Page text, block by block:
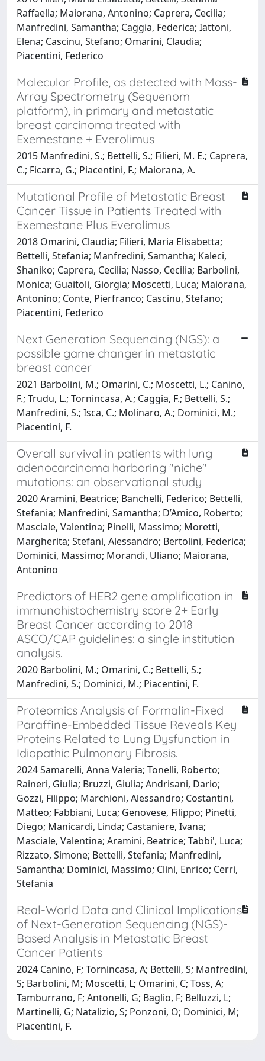
Raffaella; Maiorana, Antonino; Caprera, Cecilia;
Manfredini, Samantha; Caggia, Federica; Iattoni,
Elena; Cascinu, Stefano; Omarini, Claudia;
Piacentini, Federico
Molecular Profile, as detected with Mass-
Array Spectrometry (Sequenom
platform), in primary and metastatic
breast carcinoma treated with
Exemestane + Everolimus
2015 Manfredini, S.; Bettelli, S.; Filieri, M. E.; Caprera,
C.; Ficarra, G.; Piacentini, F.; Maiorana, A.
Mutational Profile of Metastatic Breast
Cancer Tissue in Patients Treated with
Exemestane Plus Everolimus
2018 Omarini, Claudia; Filieri, Maria Elisabetta;
Bettelli, Stefania; Manfredini, Samantha; Kaleci,
Shaniko; Caprera, Cecilia; Nasso, Cecilia; Barbolini,
Monica; Guaitoli, Giorgia; Moscetti, Luca; Maiorana,
Antonino; Conte, Pierfranco; Cascinu, Stefano;
Piacentini, Federico
Next Generation Sequencing (NGS): a
possible game changer in metastatic
breast cancer
2021 Barbolini, M.; Omarini, C.; Moscetti, L.; Canino,
F.; Trudu, L.; Tornincasa, A.; Caggia, F.; Bettelli, S.;
Manfredini, S.; Isca, C.; Molinaro, A.; Dominici, M.;
Piacentini, F.
Overall survival in patients with lung
adenocarcinoma harboring "niche"
mutations: an observational study
2020 Aramini, Beatrice; Banchelli, Federico; Bettelli,
Stefania; Manfredini, Samantha; D’Amico, Roberto;
Masciale, Valentina; Pinelli, Massimo; Moretti,
Margherita; Stefani, Alessandro; Bertolini, Federica;
Dominici, Massimo; Morandi, Uliano; Maiorana,
Antonino
Predictors of HER2 gene amplification in
immunohistochemistry score 2+ Early
Breast Cancer according to 2018
ASCO/CAP guidelines: a single institution
analysis.
2020 Barbolini, M.; Omarini, C.; Bettelli, S.;
Manfredini, S.; Dominici, M.; Piacentini, F.
Proteomics Analysis of Formalin-Fixed
Paraffine-Embedded Tissue Reveals Key
Proteins Related to Lung Dysfunction in
Idiopathic Pulmonary Fibrosis.
2024 Samarelli, Anna Valeria; Tonelli, Roberto;
Raineri, Giulia; Bruzzi, Giulia; Andrisani, Dario;
Gozzi, Filippo; Marchioni, Alessandro; Costantini,
Matteo; Fabbiani, Luca; Genovese, Filippo; Pinetti,
Diego; Manicardi, Linda; Castaniere, Ivana;
Masciale, Valentina; Aramini, Beatrice; Tabbi', Luca;
Rizzato, Simone; Bettelli, Stefania; Manfredini,
Samantha; Dominici, Massimo; Clini, Enrico; Cerri,
Stefania
Real-World Data and Clinical Implications
of Next-Generation Sequencing (NGS)-
Based Analysis in Metastatic Breast
Cancer Patients
2024 Canino, F; Tornincasa, A; Bettelli, S; Manfredini,
S; Barbolini, M; Moscetti, L; Omarini, C; Toss, A;
Tamburrano, F; Antonelli, G; Baglio, F; Belluzzi, L;
Martinelli, G; Natalizio, S; Ponzoni, O; Dominici, M;
Piacentini, F.